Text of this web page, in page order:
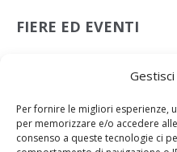
Per fornire le migliori esperienze,
per memorizzare e/o accedere
consenso a queste tecnologie ci
FIERE ED EVENTI
Lineapelle New York
15 Lug 2026